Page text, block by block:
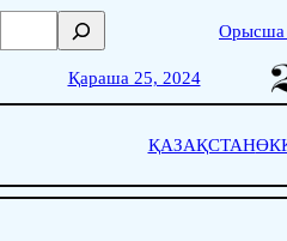
Skip
о
с
Орысша
Қараша 25, 2024
ҚАЗАҚСТАН